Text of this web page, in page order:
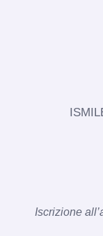
Iscrizione